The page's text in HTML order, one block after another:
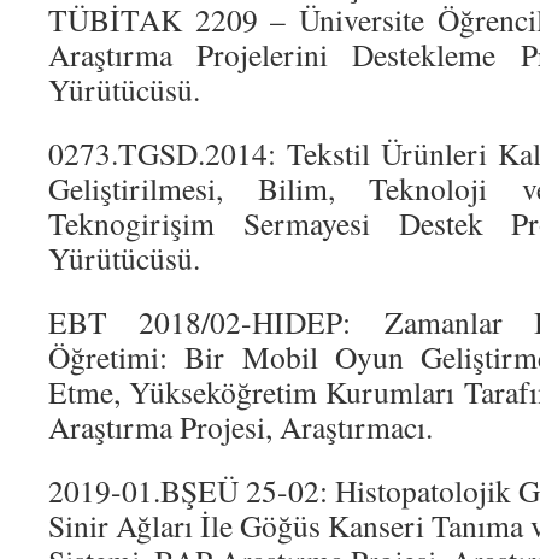
TÜBİTAK 2209 – Üniversite
Araştırma Projelerini Destekleme
Yürütücüsü.
0273.TGSD.2014: Tekstil Ürünleri
Geliştirilmesi, Bilim, Teknoloji
Teknogirişim Sermayesi Destek
Yürütücüsü.
EBT 2018/02-HIDEP: Zamanlar
Öğretimi: Bir Mobil Oyun
Etme, Yükseköğretim Kurumları
Araştırma Projesi, Araştırmacı.
2019-01.BŞEÜ 25-02: Histopatolojik
Sinir Ağları İle Göğüs Kanseri Tanıma